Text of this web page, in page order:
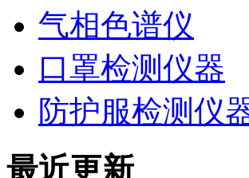
气相色谱仪
口罩检测仪器
防护服检测仪
最近更新